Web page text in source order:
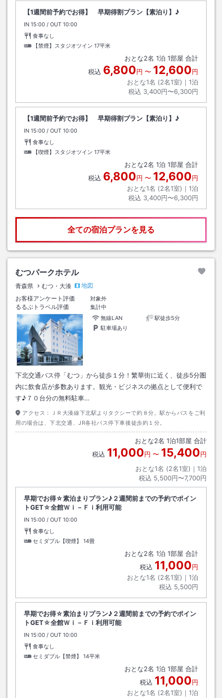
【1週間前予約でお得】 早期得割プラン【素泊り】♪
IN チェックイン
15:00 / OUT チェックアウト
10:00
食事なし
【禁煙】スタジオツイン 17平米
おとな2名 1泊 1部屋 合計
税込 6,800円 〜 12,600円
おとな1名 (2名1室)｜ 1泊
税込 3,400円〜6,300円
【1週間前予約でお得】 早期得割プラン【素泊り】♪
IN チェックイン
15:00 / OUT チェックアウト
10:00
食事なし
【喫煙】スタジオツイン 17平米
おとな2名 1泊 1部屋 合計
税込 6,800円 〜 12,600円
おとな1名 (2名1室)｜ 1泊
税込 3,400円〜6,300円
全ての宿泊プランを見る
むつパークホテル
青森県 むつ・大湊
地図
お客様アンケート評価
対象外
るるぶトラベル評価
集計中
無線LAN
駅徒歩5分
駐車場あり
下北交通バス停「むつ」から徒歩１分！繁華街に近く、徒歩5分圏
内に飲食店が多数あります。観光・ビジネスの拠点として便利で
す♪７０台分の無料駐車…
アクセス：
ＪＲ大湊線下北駅よりタクシーで約８分。駅からバスをご利
用の場合は、下北交通、JR各社バス停下車後徒歩約１分。
おとな2名 1泊1部屋 合計
税込 11,000円 〜 15,400円
おとな1名 (2名1室)｜ 1泊
税込 5,500円〜7,700円
早期でお得☆素泊まりプラン♪２週間前までの予約でポイン
トGET☆全館Ｗｉ－Ｆｉ利用可能
IN チェックイン
15:00 / OUT チェックアウト
10:00
食事なし
セミダブル【喫煙】
14畳
おとな2名 1泊 1部屋 合計
税込 11,000円
おとな1名 (2名1室)｜ 1泊
税込 5,500円
早期でお得☆素泊まりプラン♪２週間前までの予約でポイン
トGET☆全館Ｗｉ－Ｆｉ利用可能
IN チェックイン
15:00 / OUT チェックアウト
10:00
食事なし
セミダブル【禁煙】
14平米
おとな2名 1泊 1部屋 合計
税込 11,000円
おとな1名 (2名1室)｜ 1泊